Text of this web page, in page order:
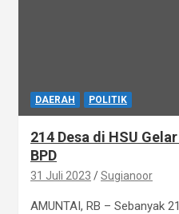
DAERAH POLITIK
214 Desa di HSU
BPD
31 Juli 2023 Sugianoor
AMUNTAI, RB – Sebanyak